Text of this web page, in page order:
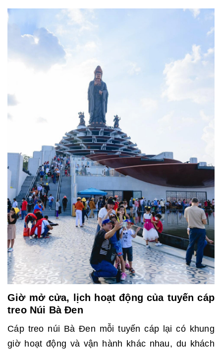
Giờ mở cửa, lịch hoạt động của tuyến cáp
treo Núi Bà Đen
Cáp treo núi Bà Đen mỗi tuyến cáp lại có khung
giờ hoạt động và vận hành khác nhau, du khách